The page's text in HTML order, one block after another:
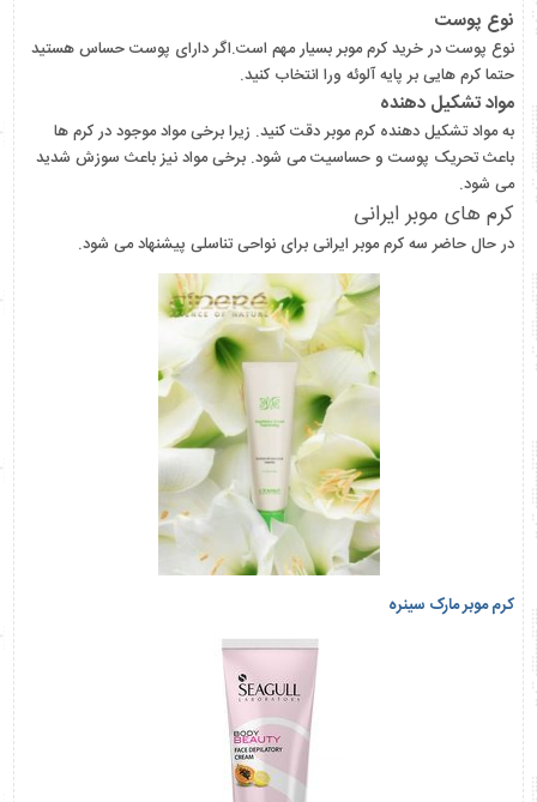
نوع پوست
نوع پوست در خرید کرم موبر بسیار مهم است.اگر دارای پوست حساس هستید
حتما کرم هایی بر پایه آلوئه ورا انتخاب کنید.
مواد تشکیل دهنده
به مواد تشکیل دهنده کرم موبر دقت کنید. زیرا برخی مواد موجود در کرم ها
باعث تحریک پوست و حساسیت می شود. برخی مواد نیز باعث سوزش شدید
می شود.
کرم های موبر ایرانی
در حال حاضر سه کرم موبر ایرانی برای نواحی تناسلی پیشنهاد می شود.
کرم موبر مارک سینره